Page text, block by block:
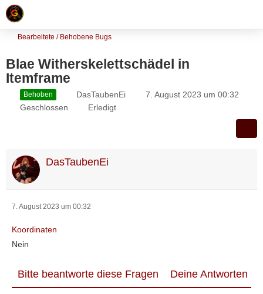
Bearbeitete / Behobene Bugs
Blae Witherskelettschädel in
Itemframe
Behoben DasTaubenEi
7. August 2023 um 00:32
Geschlossen
Erledigt
DasTaubenEi
7. August 2023 um 00:32
Koordinaten
Nein
Bitte beantworte diese Fragen Deine Antworten